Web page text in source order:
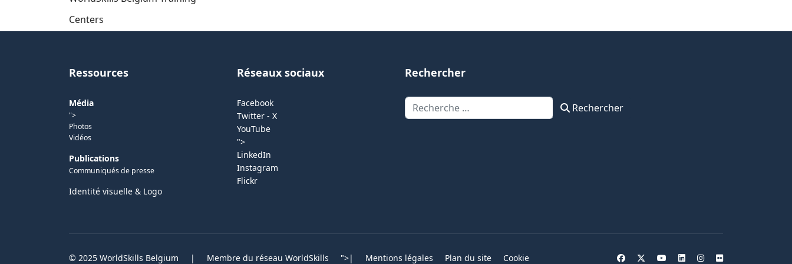
Centers
Ressources
Média
">
Photos
Vidéos
Publications
Communiqués de presse
Identité visuelle & Logo
Réseaux sociaux
Facebook
Twitter - X
YouTube
">
LinkedIn
Instagram
Flickr
Rechercher
Rechercher Rechercher
© 2025 WorldSkills Belgium | Membre du réseau WorldSkills ">| Mentions légales Plan du site Cookie